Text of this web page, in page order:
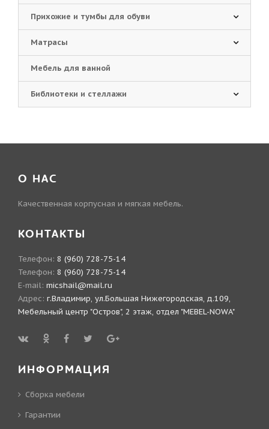
Прихожие и тумбы для обуви
Матрасы
Мебель для ванной
Библиотеки и стеллажи
О НАС
Качественная корпусная и мягкая мебель.
КОНТАКТЫ
Телефон: 8 (960) 728-75-14
Телефон: 8 (960) 728-75-14
E-mail: micshail@mail.ru
Адрес: г.Владимир, ул.Большая Нижегородская, д.109,
Мебельный центр "Остров", 2 этаж, отдел "MEBEL-NOWA"
ИНФОРМАЦИЯ
Сборка мебели
Гарантии